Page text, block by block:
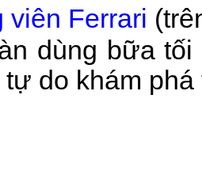
viên Ferrari
dùng bữa
do khám